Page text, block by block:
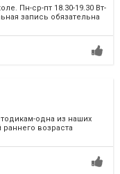
Пн-ср-пт 18.30-19.30 Вт-
запись обязательна
одна из наших
возраста